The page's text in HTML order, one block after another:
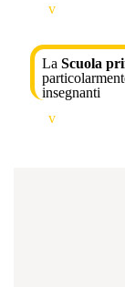
v
La Scuola
insegnanti
v